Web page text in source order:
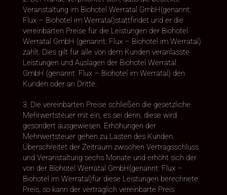
Veranstaltung im Biohotel Werratal GmbH(genannt:
Flux – Biohotel im Werratal)stattfindet und er die
vereinbarten Preise für die Leistungen der Biohotel
Werratal GmbH (genannt: Flux – Biohotel im Werratal)
zahlt. Dies gilt für alle von dem Kunden veranlasste
Leistungen und Auslagen der Biohotel Werratal
GmbH (genannt: Flux – Biohotel im Werratal) den
Kunden oder an Dritte.
3. Die vereinbarten Preise schließen die gesetzliche
Mehrwertsteuer mit ein, es sei denn, diese wird
gesondert ausgewiesen. Erhöhungen der
Mehrwertsteuer gehen zu Lasten des Kunden.
Überschreitet der Zeitraum zwischen Vertragsschluss
und Veranstaltung sechs Monate und erhöht sich der
von der Biohotel Werratal GmbH(genannt: Flux –
Biohotel im Werratal)für diese Leistungen berechnete
Preis, so kann der vertraglich vereinbarte Preis